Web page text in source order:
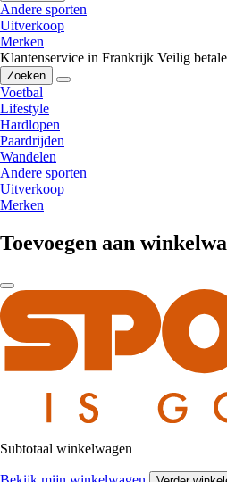
Andere sporten
Uitverkoop
Merken
Klantenservice in Frankrijk Veilig
Zoeken
Voetbal
Lifestyle
Hardlopen
Paardrijden
Wandelen
Andere sporten
Uitverkoop
Merken
Toevoegen aan
Subtotaal winkelwagen